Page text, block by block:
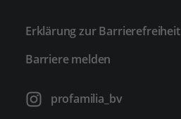
Erklärung zur Barrierefreiheit
Barriere melden
profamilia_bv